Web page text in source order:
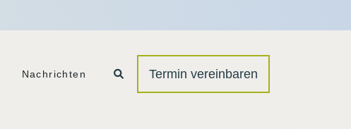
Nachrichten Termin vereinbaren